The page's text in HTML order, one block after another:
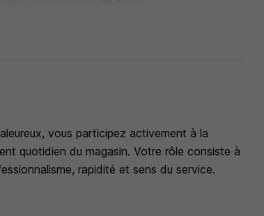
vous participez activement à la
quotidien du magasin. Votre rôle consiste à
rapidité et sens du service.